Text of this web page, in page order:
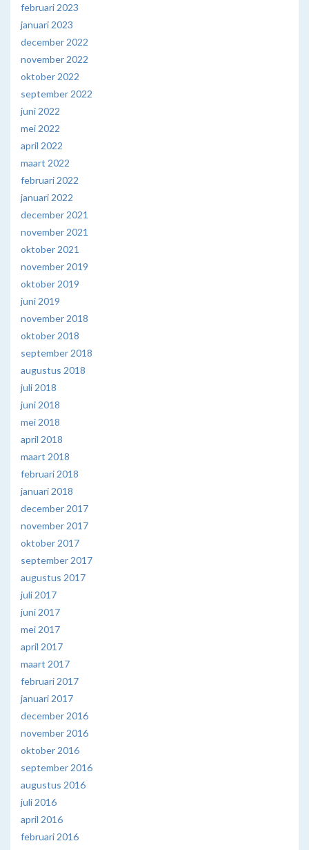
februari 2023
januari 2023
december 2022
november 2022
oktober 2022
september 2022
juni 2022
mei 2022
april 2022
maart 2022
februari 2022
januari 2022
december 2021
november 2021
oktober 2021
november 2019
oktober 2019
juni 2019
november 2018
oktober 2018
september 2018
augustus 2018
juli 2018
juni 2018
mei 2018
april 2018
maart 2018
februari 2018
januari 2018
december 2017
november 2017
oktober 2017
september 2017
augustus 2017
juli 2017
juni 2017
mei 2017
april 2017
maart 2017
februari 2017
januari 2017
december 2016
november 2016
oktober 2016
september 2016
augustus 2016
juli 2016
april 2016
februari 2016